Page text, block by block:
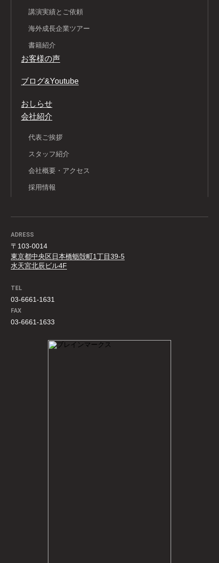
講演実績とご依頼
海外成長企業ツアー
書籍紹介
お客様の声
ブログ&Youtube
おしらせ
会社紹介
代表ご挨拶
スタッフ紹介
会社概要・アクセス
採用情報
ADRESS
〒103-0014
東京都中央区日本橋蛎殻町1丁目39-5
水天宮北辰ビル4F
TEL
03-6661-1631
FAX
03-6661-1633